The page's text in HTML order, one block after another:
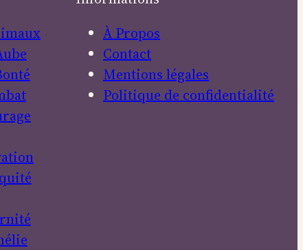
À Propos
Contact
Mentions légales
Politique de confidentialité